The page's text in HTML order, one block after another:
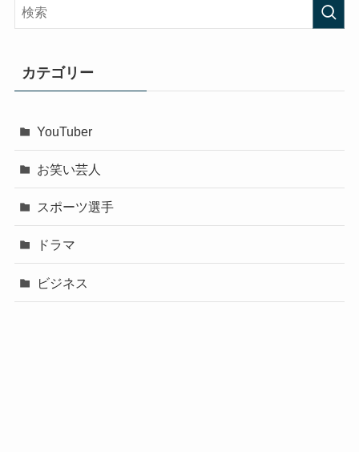
カテゴリー
YouTuber
お笑い芸人
スポーツ選手
ドラマ
ビジネス